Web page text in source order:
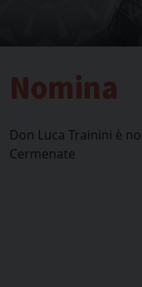
Nomina
Don Luca Trainini è
Cermenate